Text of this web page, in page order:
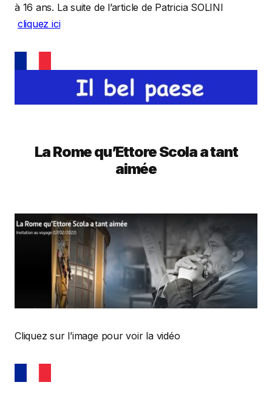
à 16 ans. La suite de l’article de Patricia SOLINI
cliquez ici
La Rome qu’Ettore Scola a tant
aimée
Cliquez sur l’image pour voir la vidéo